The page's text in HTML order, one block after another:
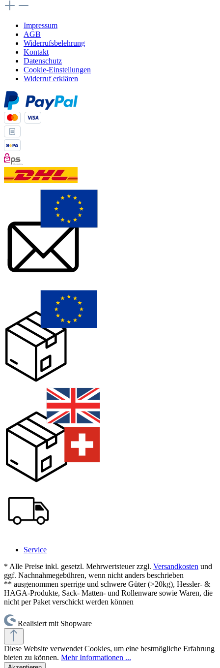
Impressum
AGB
Widerrufsbelehrung
Kontakt
Datenschutz
Cookie-Einstellungen
Widerruf erklären
Service
* Alle Preise inkl. gesetzl. Mehrwertsteuer zzgl. Versandkosten und
ggf. Nachnahmegebühren, wenn nicht anders beschrieben
** ausgenommen sperrige und schwere Güter (>20kg), Hessler- &
HAGA-Produkte, Sack- Matten- und Rollenware sowie Waren, die
nicht per Paket verschickt werden können
Realisiert mit Shopware
Diese Website verwendet Cookies, um eine bestmögliche Erfahrung
bieten zu können. Mehr Informationen ...